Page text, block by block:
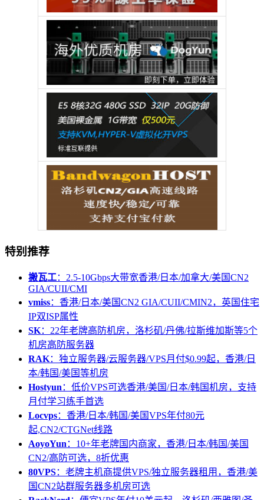
特别推荐
搬瓦工：2.5-10Gbps大带宽香港/日本/加拿大/美国CN2
GIA/CUII/CMI
vmiss：香港/日本/美国CN2 GIA/CUII/CMIN2，英国住宅
IP双ISP属性
SK：22年老牌高防机房，洛杉矶/丹佛/拉斯维加斯等5个
机房高防服务器
RAK：独立服务器/云服务器/VPS月付$0.99起，香港/日
本/韩国/美国等机房
Hostyun ：低价VPS可选香港/美国/日本/韩国机房，支持
月付学习练手首选
Locvps：香港/日本/韩国/美国VPS年付80元
起,CN2/CTGNet线路
AoyoYun ：10+年老牌国内商家，香港/日本/韩国/美国
CN2/高防可选，8折优惠
80VPS：老牌主机商提供VPS/独立服务器租用，香港/美
国CN2站群服务器多机房可选